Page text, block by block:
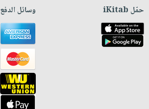
حمّل iKitab وسائل الدفع